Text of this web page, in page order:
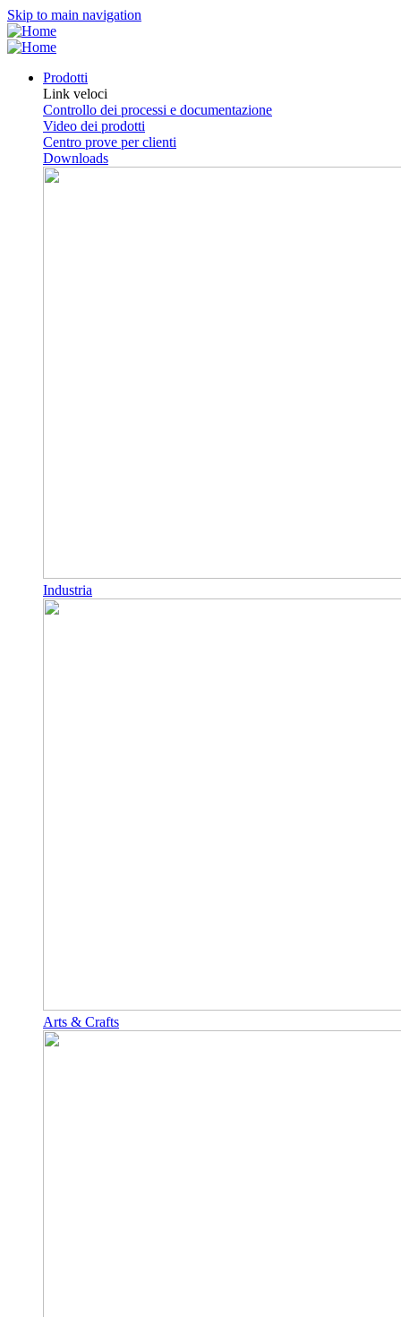
Skip to main navigation
Prodotti
Link veloci
Controllo dei processi e documentazione
Video dei prodotti
Centro prove per clienti
Downloads
Industria
Arts & Crafts